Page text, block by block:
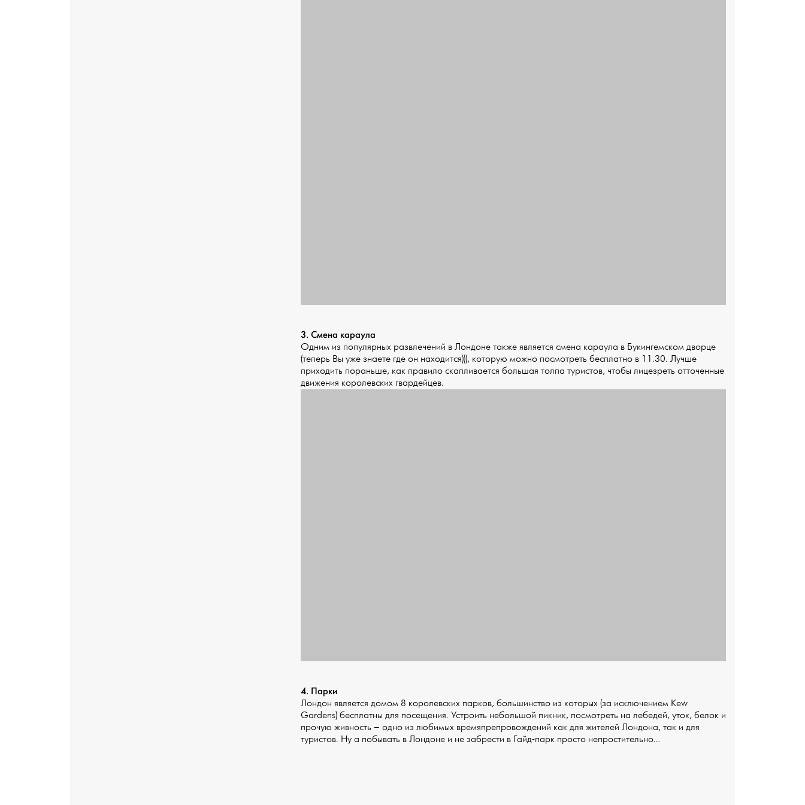
3. Смена караула
Одним из популярных развлечений в Лондоне также является смена караула в Букингемском дворце
(теперь Вы уже знаете где он находится))), которую можно посмотреть бесплатно в 11.30. Лучше
приходить пораньше, как правило скапливается большая толпа туристов, чтобы лицезреть отточенные
движения королевских гвардейцев.
4. Парки
Лондон является домом 8 королевских парков, большинство из которых (за исключением Kew
Gardens) бесплатны для посещения. Устроить небольшой пикник, посмотреть на лебедей, уток, белок и
прочую живность – одно из любимых времяпрепровождений как для жителей Лондона, так и для
туристов. Ну а побывать в Лондоне и не забрести в Гайд-парк просто непростительно…